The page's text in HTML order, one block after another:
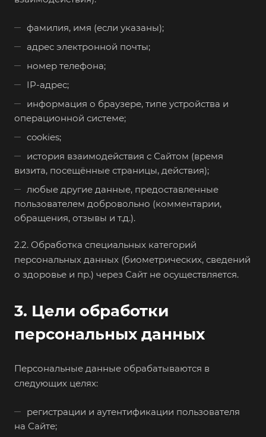
фамилия, имя (если указаны);
адрес электронной почты;
номер телефона;
IP-адрес;
информация о браузере, типе устройства и
операционной системе;
cookies;
история взаимодействия с Сайтом (время
визита, посещённые страницы, действия);
любые другие данные, предоставленные
пользователем добровольно (комментарии,
обращения, отзывы и т.д.).
2.2. Обработка специальных категорий
персональных данных (биометрических, сведений
о здоровье и пр.) через Сайт не осуществляется.
3. Цели обработки
персональных данных
Персональные данные обрабатываются в
следующих целях:
регистрации и аутентификации пользователя
на Сайте;